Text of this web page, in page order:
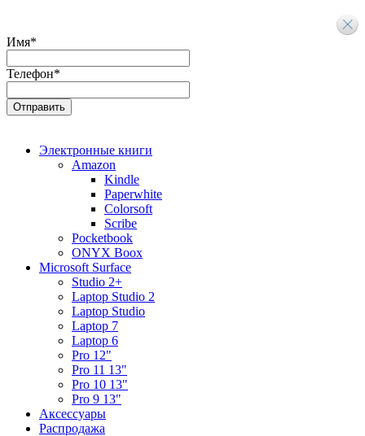
Имя*
Телефон*
Электронные книги
Amazon
Kindle
Paperwhite
Colorsoft
Scribe
Pocketbook
ONYX Boox
Microsoft Surface
Studio 2+
Laptop Studio 2
Laptop Studio
Laptop 7
Laptop 6
Pro 12"
Pro 11 13"
Pro 10 13"
Pro 9 13"
Аксессуары
Распродажа